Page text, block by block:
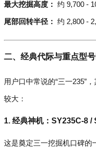
最大挖掘高度： 约 9,700 -
尾部回转半径： 约 2,800 -
二、经典代际与重点型
用户口中常说的“三一235”
较大：
1. 经典神机：SY235C-8 /
这是奠定三一挖掘机口碑的